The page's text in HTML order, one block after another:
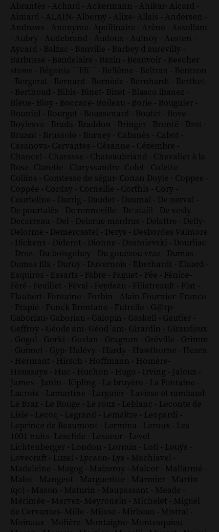
Abrantès - Achard - Ackermann - Ahikar- Aicard -
Aimard - ALAIN- Alberny - Alixe- Allais - Andersen -
Andrews - Anonyme- Apollinaire - Arène - Assollant
- Aubry - Audebrand - Audoux - Aulnoy - Austen -
Aycard - Balzac - Banville - Barbey d aurevilly -
Barbusse - Baudelaire - Bazin - Beauvoir - Beecher
stowe - Bégonia ´´lili´´ - Bellême - Beltran - Bentzon
- Bergerat - Bernard - Bernède - Bernhardt - Berthet
- Berthoud - Bible- Binet- Bizet - Blasco ibanez -
Bleue- Bloy - Boccace- Boileau - Borie - Bouguier -
Bouniol - Bourget - Boussenard - Boutet - Bove -
Boylesve - Brada- Braddon - Bringer - Brontë - Brot -
Bruant - Brussolo - Burney - Cabanès - Cabot -
Casanova- Cervantes - Césanne - Cézembre -
Chancel - Charasse - Chateaubriand - Chevalier à la
Rose- Claretie - Claryssandre- Colet - Colette-
Collins - Comtesse de ségur- Conan Doyle - Coppee -
Coppée - Corday - Corneille - Corthis - Cory -
Courteline - Darrig - Daudet - Daumal - De nerval -
De pourtalès - De renneville - De staël - De vesly -
Decarreau - Del - Delarue mardrus - Delattre - Delly-
Delorme - Demercastel - Derys - Desbordes Valmore
- Dickens - Diderot - Dionne - Dostoïevski - Dourliac
- Droz - Du boisgobey - Du gouezou vraz - Dumas -
Dumas fils - Duruy - Duvernois - Eberhardt - Eluard -
Esquiros - Essarts - Fabre - Faguet - Fée - Fénice-
Féré - Feuillet - Féval - Feydeau - Filiatreault - Flat -
Flaubert- Fontaine - Forbin - Alain-Fournier- France
- Frapié - Funck Brentano - Futrelle - G@rp-
Gaboriau- Gaboriau - Galopin - Gaskell - Gautier -
Geffroy - Géode am- Géod´am- Girardin - Giraudoux
- Gogol - Gorki - Gozlan - Gragnon - Gréville - Grimm
- Guimet - Gyp- Halévy - Hardy - Hawthorne - Hearn
- Hermant - Hirsch - Hoffmann - Homère-
Houssaye - Huc - Huchon - Hugo - Irving - Jaloux -
James - Janin - Kipling - La bruyère - La Fontaine -
Lacroix - Lamartine - Larguier - Lavisse et rambaud-
Le Braz - Le Rouge - Le roux - Leblanc - Leconte de
Lisle - Lecoq - Legrand - Lemaître - Leopardi -
Leprince de Beaumont - Lermina - Leroux - Les
1001 nuits- Lesclide - Lesueur - Level -
Lichtenberger - London - Lorrain - Loti - Louÿs -
Lovecraft - Luzel - Lycaon- Lys - Machiavel -
Madeleine - Magog - Maizeroy - Malcor - Mallarmé -
Malot - Mangeot - Margueritte - Marmier - Martin
(qc) - Mason - Maturin - Maupassant - Meade -
Mérimée - Mervez- Meyronein - Michelet - Miguel
de Cervantes- Mille - Milosz - Mirbeau - Mistral -
Moinaux - Molière- Montaigne- Montesquieu-